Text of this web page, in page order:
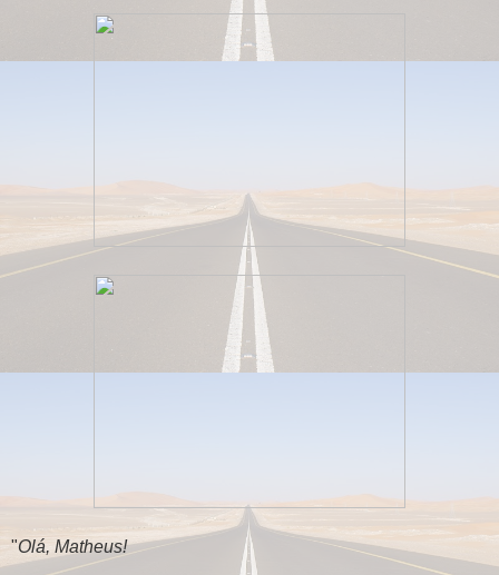
"Olá, Matheus!